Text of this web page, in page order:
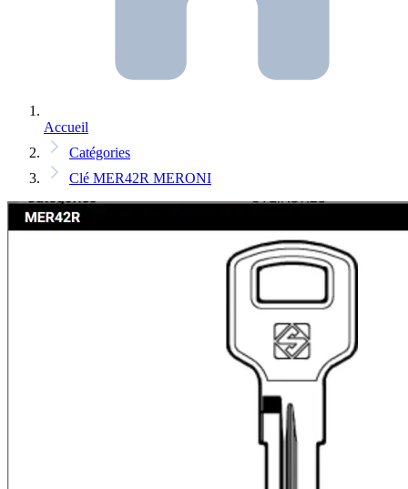
Accueil
Catégories
Clé MER42R MERONI